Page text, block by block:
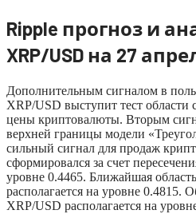
Ripple прогноз и
XRP/USD на 27
Дополнительным сигналом в
XRP/USD выступит тест области
цены криптовалюты. Вторым
верхней границы модели
сильный сигнал для продаж
сформировался за счет
уровне 0.4465. Ближайшая
располагается на уровне 0.4815.
XRP/USD располагается на